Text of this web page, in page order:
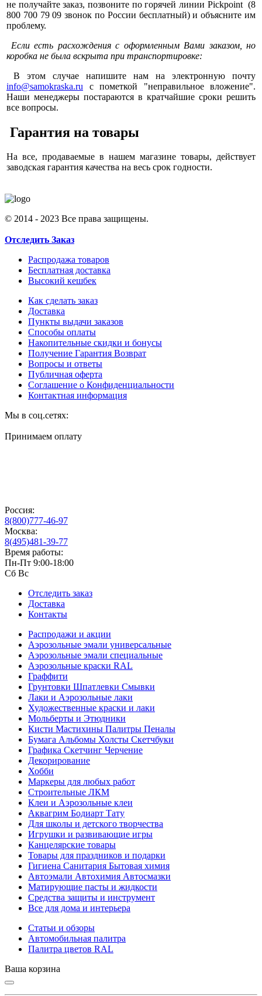
не получайте заказ, позвоните по горячей линии Pickpoint (8
800 700 79 09 звонок по России бесплатный) и объясните им
проблему.
Если есть расхождения с оформленным Вами заказом, но
коробка не была вскрыта при транспортировке:
В этом случае напишите нам на электронную почту
info@samokraska.ru с пометкой "неправильное вложение".
Наши менеджеры постараются в кратчайшие сроки решить
все вопросы.
Гарантия на товары
На все, продаваемые в нашем магазине товары, действует
заводская гарантия качества на весь срок годности.
© 2014 - 2023 Все права защищены.
Отследить Заказ
Распродажа товаров
Бесплатная доставка
Высокий кешбек
Как сделать заказ
Доставка
Пункты выдачи заказов
Способы оплаты
Накопительные скидки и бонусы
Получение Гарантия Возврат
Вопросы и ответы
Публичная оферта
Соглашение о Конфиденциальности
Контактная информация
Мы в соц.сетях:
Принимаем оплату
Россия:
8(800)777-46-97
Москва:
8(495)481-39-77
Время работы:
Пн-Пт 9:00-18:00
Сб Вс
Отследить заказ
Доставка
Контакты
Распродажи и акции
Аэрозольные эмали универсальные
Аэрозольные эмали специальные
Аэрозольные краски RAL
Граффити
Грунтовки Шпатлевки Смывки
Лаки и Аэрозольные лаки
Художественные краски и лаки
Мольберты и Этюдники
Кисти Мастихины Палитры Пеналы
Бумага Альбомы Холсты Скетчбуки
Графика Скетчинг Черчение
Декорирование
Хобби
Маркеры для любых работ
Строительные ЛКМ
Клеи и Аэрозольные клеи
Аквагрим Бодиарт Тату
Для школы и детского творчества
Игрушки и развивающие игры
Канцелярские товары
Товары для праздников и подарки
Гигиена Санитария Бытовая химия
Автоэмали Автохимия Автосмазки
Матирующие пасты и жидкости
Средства защиты и инструмент
Все для дома и интерьера
Статьи и обзоры
Автомобильная палитра
Палитра цветов RAL
Ваша корзина